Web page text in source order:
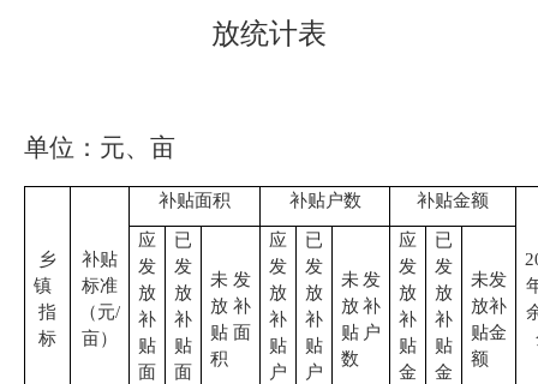
放统计表
单位：元、亩
乡
镇
指
标
补贴
标准
（元/
亩）
补贴面积 补贴户数 补贴金额
应
发
放
补
贴
面
已
发
放
补
贴
面
未发
放补
贴面
积
应
发
放
补
贴
户
已
发
放
补
贴
户
未发
放补
贴户
数
应
发
放
补
贴
金
已
发
放
补
贴
金
未发
放补
贴金
额